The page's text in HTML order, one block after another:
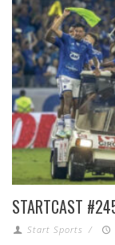
STARTCAST
Start Sports /